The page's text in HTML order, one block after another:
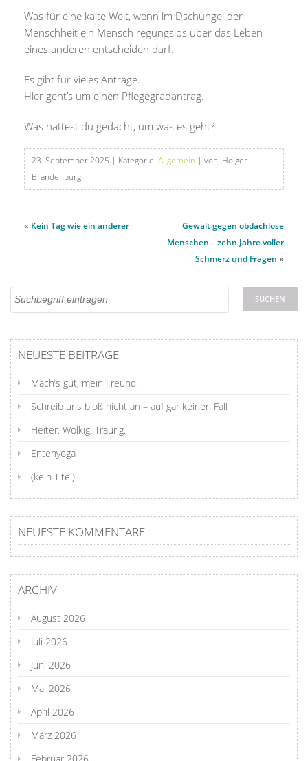
Was für eine kalte Welt, wenn im Dschungel der
Menschheit ein Mensch regungslos über das Leben
eines anderen entscheiden darf.
Es gibt für vieles Anträge.
Hier geht’s um einen Pflegegradantrag.
Was hättest du gedacht, um was es geht?
23. September 2025 | Kategorie: Allgemein | von: Holger
Brandenburg
« Kein Tag wie ein anderer
Gewalt gegen obdachlose
Menschen – zehn Jahre voller
Schmerz und Fragen »
NEUESTE BEITRÄGE
Mach’s gut, mein Freund.
Schreib uns bloß nicht an – auf gar keinen Fall
Heiter. Wolkig. Traurig.
Entenyoga
(kein Titel)
NEUESTE KOMMENTARE
ARCHIV
August 2026
Juli 2026
Juni 2026
Mai 2026
April 2026
März 2026